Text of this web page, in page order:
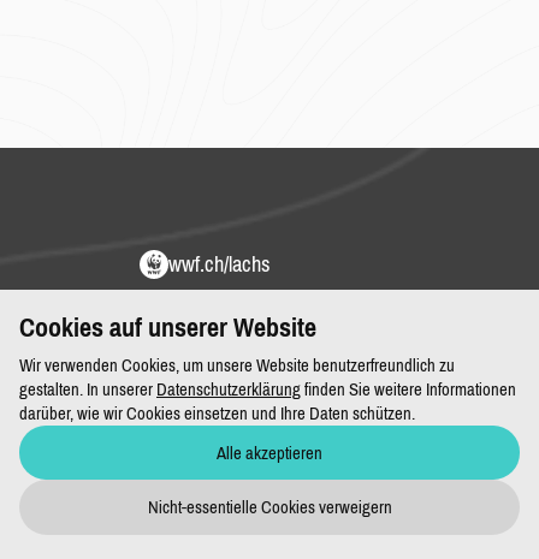
wwf.ch/lachs
#lachscomeback
Untstützung zeigen und teilen
WWF Schweiz Christian Hossli
Cookies auf unserer Website
Wir verwenden Cookies, um unsere Website benutzerfreundlich zu
gestalten. In unsererDatenschutzerklärungfinden Sie weitere Informationen
darüber, wie wir Cookies einsetzen und Ihre Daten schützen.
Alle akzeptieren
Nicht-essentielle Cookies verweigern